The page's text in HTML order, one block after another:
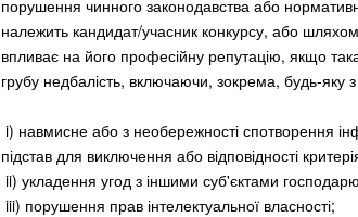
порушення чинного законодавства або
належить кандидат/учасник конкурсу, або
впливає на його професійну репутацію, якщо
грубу недбалість, включаючи, зокрема, будь-яку
i) навмисне або з необережності спотворення
підстав для виключення або відповідності
ii) укладення угод з іншими суб'єктами
iii) порушення прав інтелектуальної власності;